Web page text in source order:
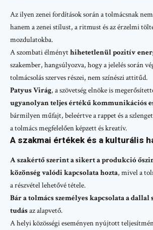
Az ilyen zenei fordítások során a tolmácsnak nem
hanem a zenei stílust, a ritmust és az érzelmi
mozdulatokba.
A szombati élménythihetetlenül pozitív
szakember, hangsúlyozva, hogy a jelelés során
tolmácsolás szerves részei, nem színészi attitűd.
Patyus Virág, a szövetség elnöke is
ugyanolyan teljes értékű kommunikációs
bármilyen műfajt, beleértve a rappet és a
a tolmács megfelelően képzett és kreatív.
A szakmai értékek és a kulturális
A szakértő szerint a sikert a produkció
közönség valódi kapcsolata hozta, mivel a
a részvétel lehetővé tétele.
Bár a tolmács személyes kapcsolata a dallal
tudásaz alapvető.
A helyi közösségi eseményen nyújtott